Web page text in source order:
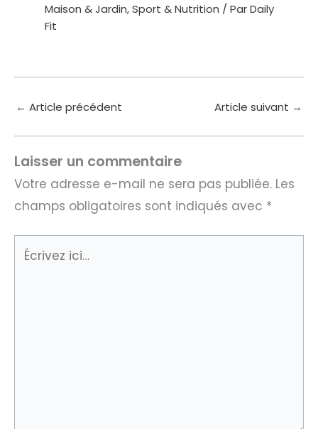
Maison & Jardin,Sport & Nutrition / ParDaily
Fit
← Article précédent Article suivant →
Laisser un commentaire
Votre adresse e-mail ne sera pas publiée. Les
champs obligatoires sont indiqués avec *
Écrivez